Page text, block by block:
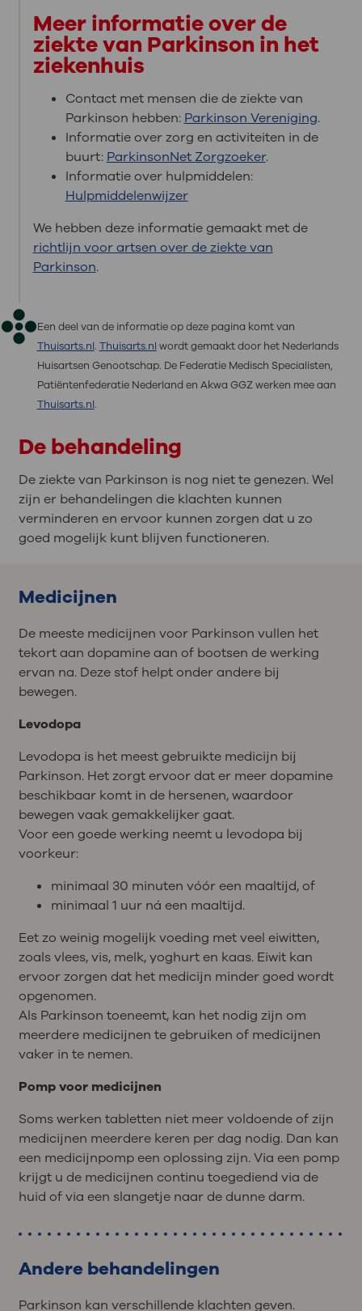
Meer informatie over de
ziekte van Parkinson in het
ziekenhuis
Contact met mensen die de ziekte van
Parkinson hebben: Parkinson Vereniging.
Informatie over zorg en activiteiten in de
buurt: ParkinsonNet Zorgzoeker.
Informatie over hulpmiddelen:
Hulpmiddelenwijzer
We hebben deze informatie gemaakt met de
richtlijn voor artsen over de ziekte van
Parkinson.
Een deel van de informatie op deze pagina komt van
Thuisarts.nl. Thuisarts.nl wordt gemaakt door het Nederlands
Huisartsen Genootschap. De Federatie Medisch Specialisten,
Patiëntenfederatie Nederland en Akwa GGZ werken mee aan
Thuisarts.nl.
De behandeling
De ziekte van Parkinson is nog niet te genezen. Wel
zijn er behandelingen die klachten kunnen
verminderen en ervoor kunnen zorgen dat u zo
goed mogelijk kunt blijven functioneren.
Medicijnen
De meeste medicijnen voor Parkinson vullen het
tekort aan dopamine aan of bootsen de werking
ervan na. Deze stof helpt onder andere bij
bewegen.
Levodopa
Levodopa is het meest gebruikte medicijn bij
Parkinson. Het zorgt ervoor dat er meer dopamine
beschikbaar komt in de hersenen, waardoor
bewegen vaak gemakkelijker gaat.
Voor een goede werking neemt u levodopa bij
voorkeur:
minimaal 30 minuten vóór een maaltijd, of
minimaal 1 uur ná een maaltijd.
Eet zo weinig mogelijk voeding met veel eiwitten,
zoals vlees, vis, melk, yoghurt en kaas. Eiwit kan
ervoor zorgen dat het medicijn minder goed wordt
opgenomen.
Als Parkinson toeneemt, kan het nodig zijn om
meerdere medicijnen te gebruiken of medicijnen
vaker in te nemen.
Pomp voor medicijnen
Soms werken tabletten niet meer voldoende of zijn
medicijnen meerdere keren per dag nodig. Dan kan
een medicijnpomp een oplossing zijn. Via een pomp
krijgt u de medicijnen continu toegediend via de
huid of via een slangetje naar de dunne darm.
Andere behandelingen
Parkinson kan verschillende klachten geven.